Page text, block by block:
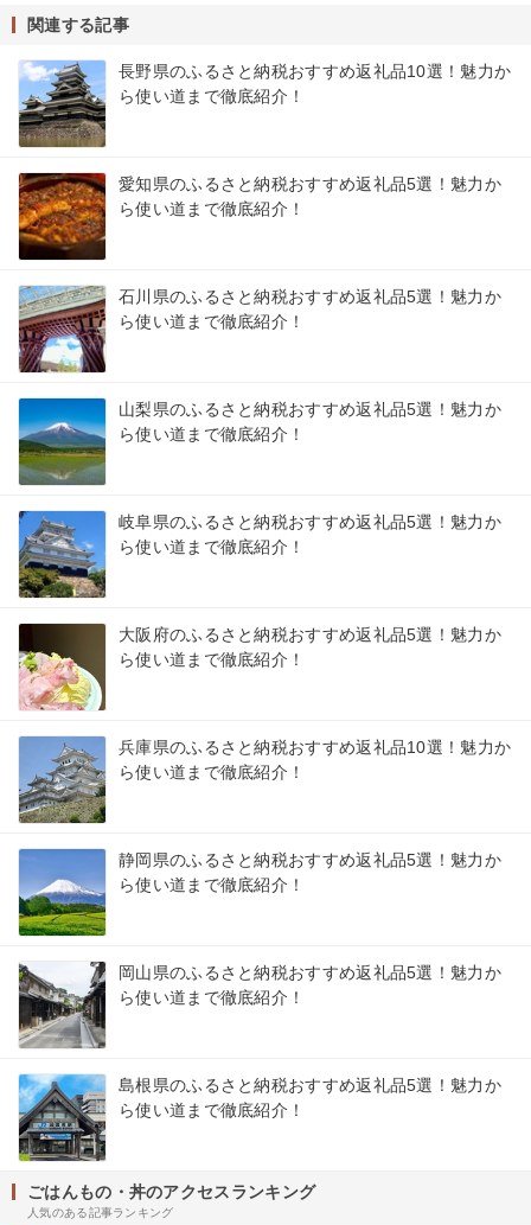
関連する記事
長野県のふるさと納税おすすめ返礼品10選！魅力か
ら使い道まで徹底紹介！
愛知県のふるさと納税おすすめ返礼品5選！魅力か
ら使い道まで徹底紹介！
石川県のふるさと納税おすすめ返礼品5選！魅力か
ら使い道まで徹底紹介！
山梨県のふるさと納税おすすめ返礼品5選！魅力か
ら使い道まで徹底紹介！
岐阜県のふるさと納税おすすめ返礼品5選！魅力か
ら使い道まで徹底紹介！
大阪府のふるさと納税おすすめ返礼品5選！魅力か
ら使い道まで徹底紹介！
兵庫県のふるさと納税おすすめ返礼品10選！魅力か
ら使い道まで徹底紹介！
静岡県のふるさと納税おすすめ返礼品5選！魅力か
ら使い道まで徹底紹介！
岡山県のふるさと納税おすすめ返礼品5選！魅力か
ら使い道まで徹底紹介！
島根県のふるさと納税おすすめ返礼品5選！魅力か
ら使い道まで徹底紹介！
ごはんもの・丼のアクセスランキング
人気のある記事ランキング